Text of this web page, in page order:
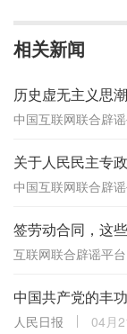
相关新闻
历史虚无主义思
中国互联网联合辟
关于人民民主专
中国互联网联合辟
签劳动合同，这
互联网联合辟谣平台
中国共产党的丰
人民日报 04月